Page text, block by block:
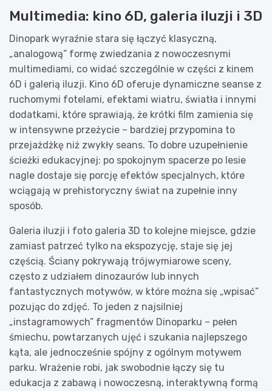
Multimedia: kino 6D, galeria iluzji i 3D
Dinopark wyraźnie stara się łączyć klasyczną,
„analogową” formę zwiedzania z nowoczesnymi
multimediami, co widać szczególnie w części z kinem
6D i galerią iluzji. Kino 6D oferuje dynamiczne seanse z
ruchomymi fotelami, efektami wiatru, światła i innymi
dodatkami, które sprawiają, że krótki film zamienia się
w intensywne przeżycie – bardziej przypomina to
przejażdżkę niż zwykły seans. To dobre uzupełnienie
ścieżki edukacyjnej: po spokojnym spacerze po lesie
nagle dostaje się porcję efektów specjalnych, które
wciągają w prehistoryczny świat na zupełnie inny
sposób.
Galeria iluzji i foto galeria 3D to kolejne miejsce, gdzie
zamiast patrzeć tylko na ekspozycję, staje się jej
częścią. Ściany pokrywają trójwymiarowe sceny,
często z udziałem dinozaurów lub innych
fantastycznych motywów, w które można się „wpisać”
pozując do zdjęć. To jeden z najsilniej
„instagramowych” fragmentów Dinoparku – pełen
śmiechu, powtarzanych ujęć i szukania najlepszego
kąta, ale jednocześnie spójny z ogólnym motywem
parku. Wrażenie robi, jak swobodnie łączy się tu
edukacja z zabawą i nowoczesną, interaktywną formą